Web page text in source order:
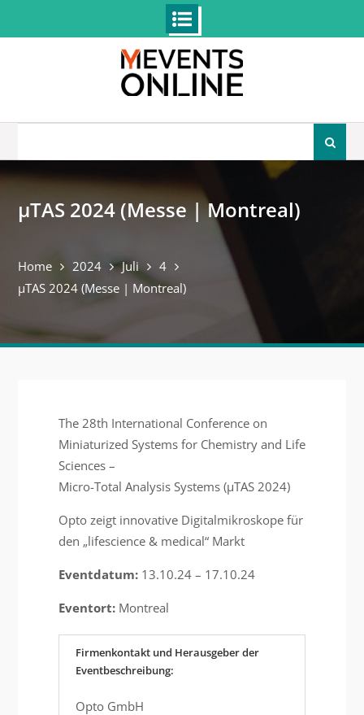
µTAS 2024 (Messe | Montreal)
Home 2024 Juli
4
µTAS 2024 (Messe | Montreal)
The 28th International Conference on
Miniaturized Systems for Chemistry and Life
Sciences –
Micro-Total Analysis Systems (µTAS 2024)
Opto zeigt innovative Digitalmikroskope für
den „lifescience & medical“ Markt
Eventdatum:13.10.24 – 17.10.24
Eventort:Montreal
Firmenkontakt und Herausgeber der
Eventbeschreibung:
Opto GmbH